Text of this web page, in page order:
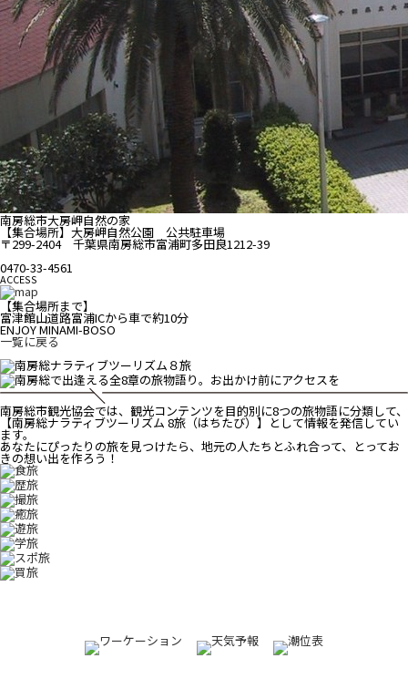
南房総市大房岬自然の家
【集合場所】大房岬自然公園 公共駐車場
〒299-2404 千葉県南房総市富浦町多田良1212-39
0470-33-4561
ACCESS
【集合場所まで】
富津館山道路富浦ICから車で約10分
ENJOY MINAMI-BOSO
一覧に戻る
南房総市観光協会では、観光コンテンツを目的別に8つの旅物語に分類して、
【南房総ナラティブツーリズム 8旅（はちたび）】として情報を発信してい
ます。
あなたにぴったりの旅を見つけたら、地元の人たちとふれ合って、とってお
きの想い出を作ろう！